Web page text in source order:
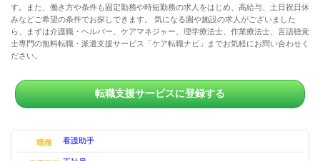
す。また、働き方や条件も固定勤務や時短勤務の求人をはじめ、高給与、土日祝日休
みなどご希望の条件でお探しできます。 気になる園や施設の求人がございました
ら、まずは介護職・ヘルパー、ケアマネジャー、理学療法士、作業療法士、言語聴覚
士専門の無料転職・派遣支援サービス「ケア転職ナビ」までお気軽にお問い合わせく
ださい。
転職支援サービスに登録する
職種 看護助手